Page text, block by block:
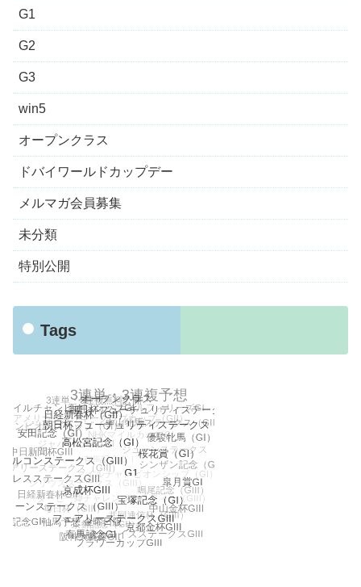
G1
G2
G3
win5
オープンクラス
ドバイワールドカップデー
メルマガ会員募集
未分類
特別公開
Tags